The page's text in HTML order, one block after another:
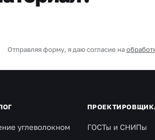
Отправляя форму, я даю согласие на
углеволокном ГОСТы и СНИПы